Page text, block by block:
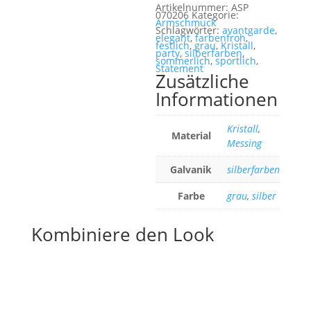
Artikelnummer: ASP
070206 Kategorie:
Armschmuck
Schlagwörter: avantgarde,
elegant,farbenfroh,
festlich,grau,Kristall,
party,silberfarben,
sommerlich,sportlich,
Statement
Zusätzliche
Informationen
Material
Kristall,
Messing
Galvanik
silberfarben
Farbe
grau, silber
Kombiniere den Look